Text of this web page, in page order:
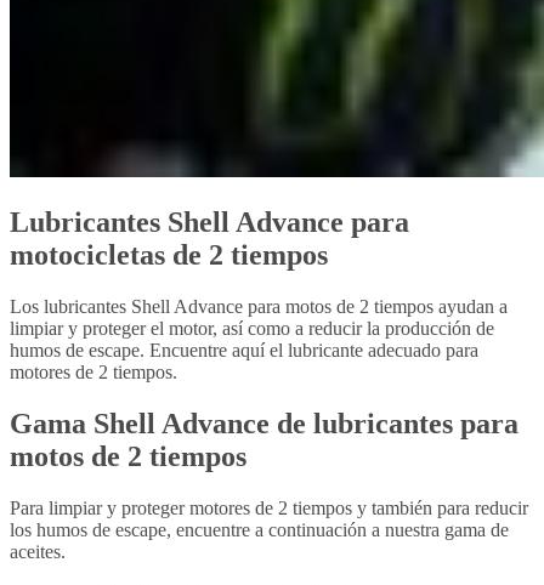
Lubricantes Shell Advance para
motocicletas de 2 tiempos
Los lubricantes Shell Advance para motos de 2 tiempos ayudan a
limpiar y proteger el motor, así como a reducir la producción de
humos de escape. Encuentre aquí el lubricante adecuado para
motores de 2 tiempos.
Gama Shell Advance de lubricantes para
motos de 2 tiempos
Para limpiar y proteger motores de 2 tiempos y también para reducir
los humos de escape, encuentre a continuación a nuestra gama de
aceites.